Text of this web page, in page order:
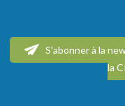
S'abonner à la
la